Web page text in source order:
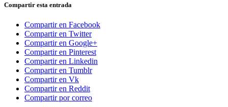
Compartir esta entrada
Compartir en Facebook
Compartir en Twitter
Compartir en Google+
Compartir en Pinterest
Compartir en Linkedin
Compartir en Tumblr
Compartir en Vk
Compartir en Reddit
Compartir por correo